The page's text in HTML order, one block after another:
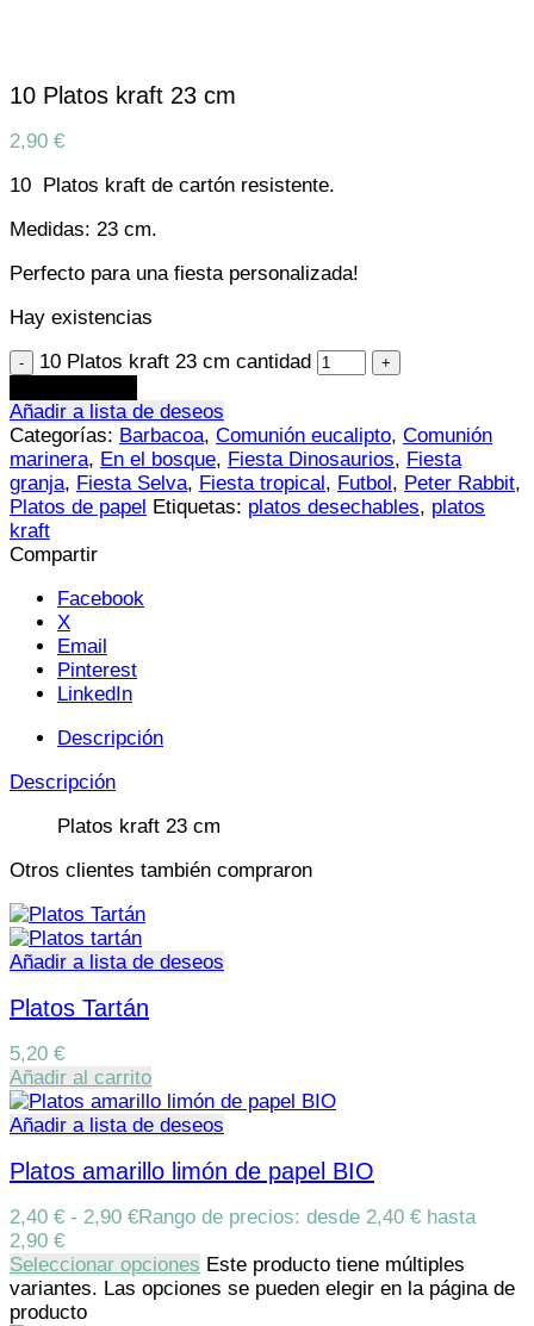
10 Platos kraft 23 cm
2,90 €
10 Platos kraft de cartón resistente.
Medidas: 23 cm.
Perfecto para una fiesta personalizada!
Hay existencias
10 Platos kraft 23 cm cantidad
Añadir a lista de deseos
Categorías: Barbacoa, Comunión eucalipto, Comunión
marinera, En el bosque, Fiesta Dinosaurios, Fiesta
granja, Fiesta Selva, Fiesta tropical , Futbol , Peter Rabbit,
Platos de papel
Etiquetas: platos desechables, platos
kraft
Compartir
Facebook
X
Email
Pinterest
LinkedIn
Descripción
Descripción
Platos kraft 23 cm
Otros clientes también compraron
Añadir a lista de deseos
Platos Tartán
5,20 €
Añadir al carrito
Añadir a lista de deseos
Platos amarillo limón de papel BIO
2,40 € - 2,90 €Rango de precios: desde 2,40 € hasta
2,90 €
Seleccionar opciones Este producto tiene múltiples
variantes. Las opciones se pueden elegir en la página de
producto